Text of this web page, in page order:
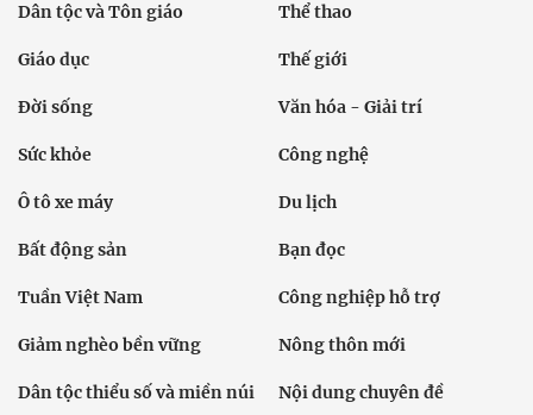
Dân tộc và Tôn giáo Thể thao
Giáo dục Thế giới
Đời sống Văn hóa - Giải trí
Sức khỏe Công nghệ
Ô tô xe máy Du lịch
Bất động sản Bạn đọc
Tuần Việt Nam Công nghiệp hỗ trợ
Giảm nghèo bền vững Nông thôn mới
Dân tộc thiểu số và miền núi Nội dung chuyên đề